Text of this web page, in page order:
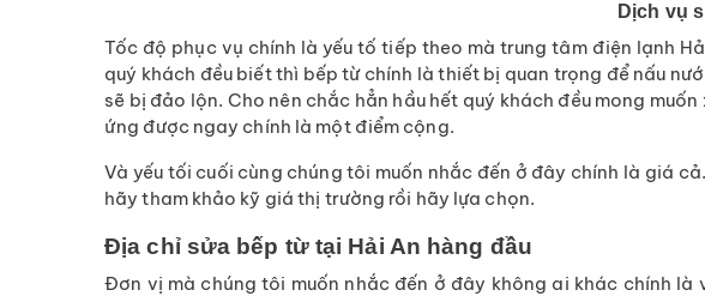
Dịch vụ
Tốc độ phục vụ chính là yếu tố tiếp theo mà trung tâm điện lạnh
quý khách đều biết thì bếp từ chính là thiết bị quan trọng để nấu
sẽ bị đảo lộn. Cho nên chắc hẳn hầu hết quý khách đều mong
ứng được ngay chính là một điểm cộng.
Và yếu tối cuối cùng chúng tôi muốn nhắc đến ở đây chính là giá
hãy tham khảo kỹ giá thị trường rồi hãy lựa chọn.
Địa chỉ sửa bếp từ tại Hải An hàng đầu
Đơn vị mà chúng tôi muốn nhắc đến ở đây không ai khác chính